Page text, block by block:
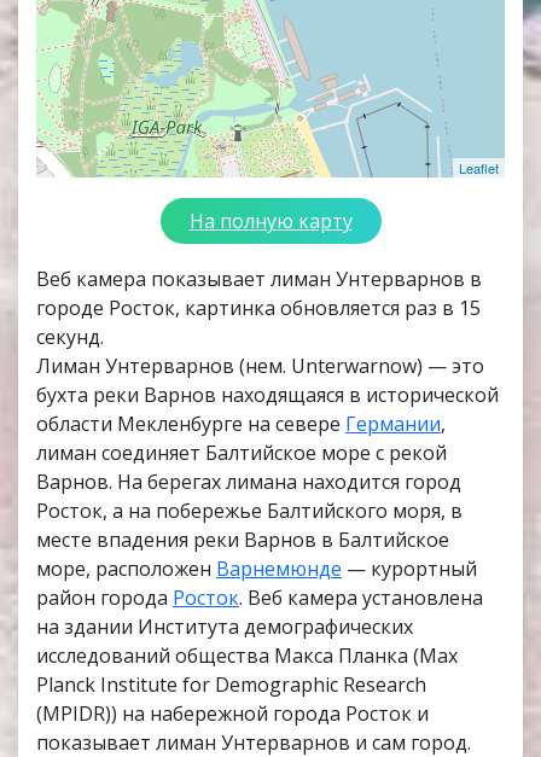
Leaflet
На полную карту
Веб камера показывает лиман Унтерварнов в
городе Росток, картинка обновляется раз в 15
секунд.
Лиман Унтерварнов (нем. Unterwarnow) — это
бухта реки Варнов находящаяся в исторической
области Мекленбурге на севере Германии,
лиман соединяет Балтийское море с рекой
Варнов. На берегах лимана находится город
Росток, а на побережье Балтийского моря, в
месте впадения реки Варнов в Балтийское
море, расположен Варнемюнде — курортный
район города Росток. Веб камера установлена
на здании Института демографических
исследований общества Макса Планка (Max
Planck Institute for Demographic Research
(MPIDR)) на набережной города Росток и
показывает лиман Унтерварнов и сам город.